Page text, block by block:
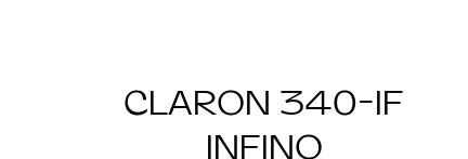
CLARON 340-IF
INFINO